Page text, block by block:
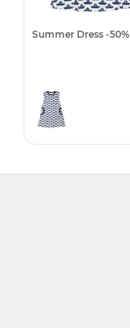
Summer Dress -50%